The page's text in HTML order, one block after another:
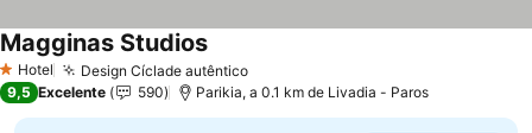
1 Estrelas
Hotel Design Cíclade autênticoVer preços
Magginas StudiosVer preços
9,5 Excelente 590 Parikia, a 0.1 km de Livadia - Paros